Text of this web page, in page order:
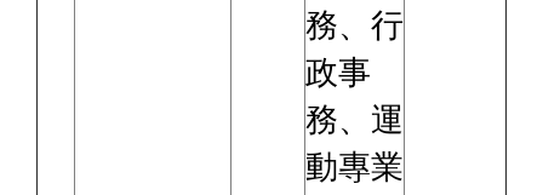
務、行
政事
務、運
動專業